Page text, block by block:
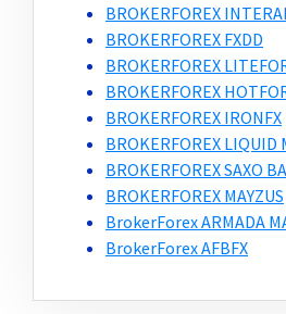
BROKERFOREX
BROKERFOREX FXDD
BROKERFOREX
BROKERFOREX
BROKERFOREX IRONFX
BROKERFOREX LIQUID
BROKERFOREX SAXO
BROKERFOREX MAYZUS
BrokerForex ARMADA
BrokerForex AFBFX